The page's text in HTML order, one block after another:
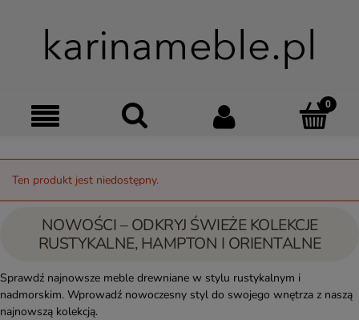
Menu Szukaj Moje
Ten produkt jest niedostępny.
NOWOŚCI – ODKRYJ ŚWIEŻE KOLEKCJE
RUSTYKALNE, HAMPTON I ORIENTALNE
Sprawdź najnowsze meble drewniane w stylu rustykalnym i
nadmorskim. Wprowadź nowoczesny styl do swojego wnętrza z naszą
najnowszą kolekcją.